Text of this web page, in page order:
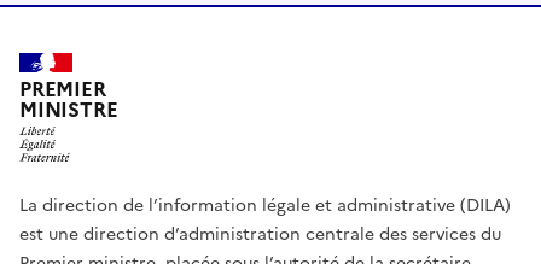
PREMIER
MINISTRE
La direction de l’information légale et administrative (DILA)
est une direction d’administration centrale des services du